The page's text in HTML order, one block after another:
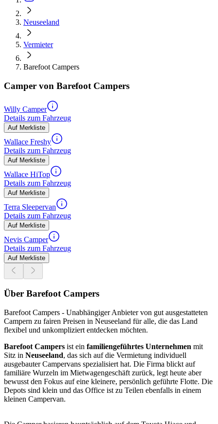
Neuseeland
Vermieter
Barefoot Campers
Camper von Barefoot Campers
Willy Camper
Details zum Fahrzeug
Auf Merkliste
Wallace Freshy
Details zum Fahrzeug
Auf Merkliste
Wallace HiTop
Details zum Fahrzeug
Auf Merkliste
Terra Sleepervan
Details zum Fahrzeug
Auf Merkliste
Nevis Camper
Details zum Fahrzeug
Auf Merkliste
Über Barefoot Campers
Barefoot Campers - Unabhängiger Anbieter von gut ausgestatteten
Campern zu fairen Preisen in Neuseeland für alle, die das Land
flexibel und unkompliziert entdecken möchten.
Barefoot Campers ist ein familiengeführtes Unternehmen mit
Sitz in Neuseeland, das sich auf die Vermietung individuell
ausgebauter Campervans spezialisiert hat. Die Firma blickt auf
familiäre Wurzeln im Mietwagengeschäft zurück, legt heute aber
bewusst den Fokus auf eine kleinere, persönlich geführte Flotte. Die
Depots sind klein und das Office ist zu Teilen ebenfalls in einem
kleinen Campervan.